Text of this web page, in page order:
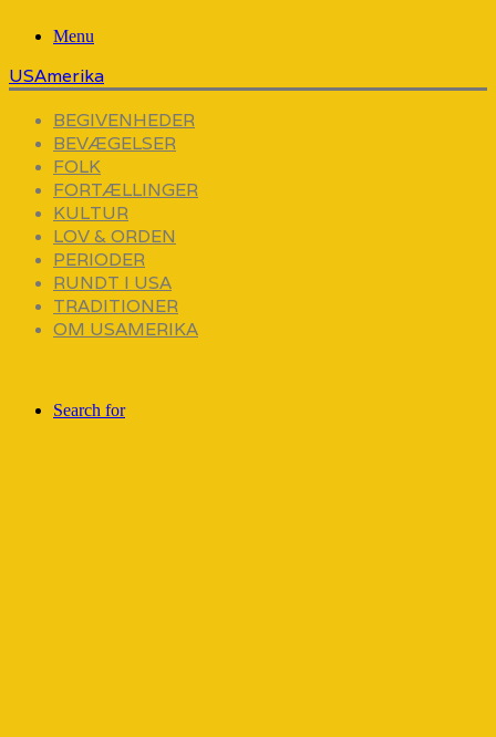
Menu
USAmerika
BEGIVENHEDER
BEVÆGELSER
FOLK
FORTÆLLINGER
KULTUR
LOV & ORDEN
PERIODER
RUNDT I USA
TRADITIONER
OM USAMERIKA
Search for